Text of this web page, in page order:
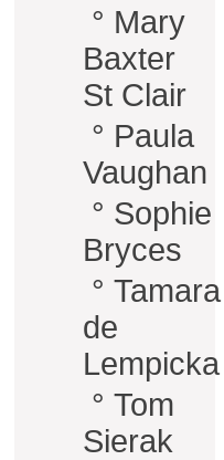
° Mary
Baxter
St Clair
° Paula
Vaughan
° Sophie
Bryces
° Tamara
de
Lempicka
° Tom
Sierak